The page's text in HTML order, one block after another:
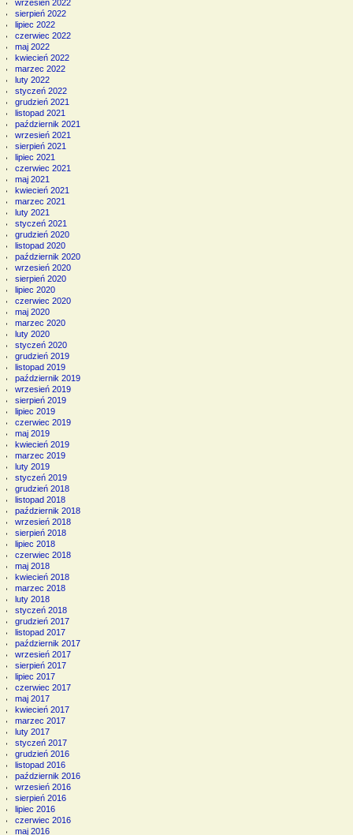
wrzesień 2022
sierpień 2022
lipiec 2022
czerwiec 2022
maj 2022
kwiecień 2022
marzec 2022
luty 2022
styczeń 2022
grudzień 2021
listopad 2021
październik 2021
wrzesień 2021
sierpień 2021
lipiec 2021
czerwiec 2021
maj 2021
kwiecień 2021
marzec 2021
luty 2021
styczeń 2021
grudzień 2020
listopad 2020
październik 2020
wrzesień 2020
sierpień 2020
lipiec 2020
czerwiec 2020
maj 2020
marzec 2020
luty 2020
styczeń 2020
grudzień 2019
listopad 2019
październik 2019
wrzesień 2019
sierpień 2019
lipiec 2019
czerwiec 2019
maj 2019
kwiecień 2019
marzec 2019
luty 2019
styczeń 2019
grudzień 2018
listopad 2018
październik 2018
wrzesień 2018
sierpień 2018
lipiec 2018
czerwiec 2018
maj 2018
kwiecień 2018
marzec 2018
luty 2018
styczeń 2018
grudzień 2017
listopad 2017
październik 2017
wrzesień 2017
sierpień 2017
lipiec 2017
czerwiec 2017
maj 2017
kwiecień 2017
marzec 2017
luty 2017
styczeń 2017
grudzień 2016
listopad 2016
październik 2016
wrzesień 2016
sierpień 2016
lipiec 2016
czerwiec 2016
maj 2016